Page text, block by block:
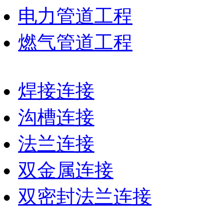
电力管道工程
燃气管道工程
焊接连接
沟槽连接
法兰连接
双金属连接
双密封法兰连接